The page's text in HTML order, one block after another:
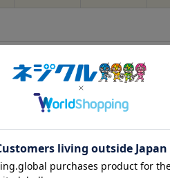
トは在庫がある商品を表示しております。
サイズ バラ売り